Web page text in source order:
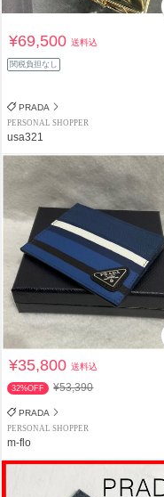
¥69,500送料込
関税負担なし
PRADA
PERSONAL SHOPPER
usa321
¥35,800送料込
32%OFF ¥53,390
PRADA
PERSONAL SHOPPER
m-flo